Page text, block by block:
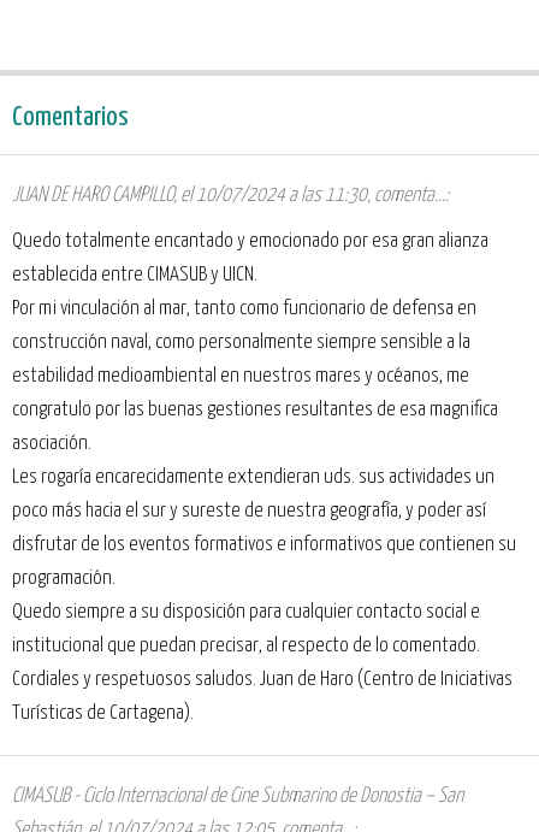
Comentarios
JUAN DE HARO CAMPILLO, el 10/07/2024 a las 11:30, comenta...:
Quedo totalmente encantado y emocionado por esa gran alianza
establecida entre CIMASUB y UICN.
Por mi vinculación al mar, tanto como funcionario de defensa en
construcción naval, como personalmente siempre sensible a la
estabilidad medioambiental en nuestros mares y océanos, me
congratulo por las buenas gestiones resultantes de esa magnifica
asociación.
Les rogaría encarecidamente extendieran uds. sus actividades un
poco más hacia el sur y sureste de nuestra geografía, y poder así
disfrutar de los eventos formativos e informativos que contienen su
programación.
Quedo siempre a su disposición para cualquier contacto social e
institucional que puedan precisar, al respecto de lo comentado.
Cordiales y respetuosos saludos. Juan de Haro (Centro de Iniciativas
Turísticas de Cartagena).
CIMASUB - Ciclo Internacional de Cine Submarino de Donostia – San